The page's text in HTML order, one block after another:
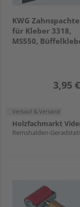
KWG
für Kleber 3318,
MS550,
3,95 €
Verkauf & Versand
Remshalden-